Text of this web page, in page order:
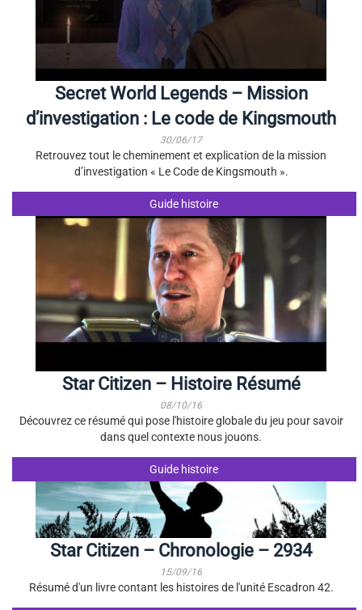
Secret World Legends – Mission
d’investigation : Le code de Kingsmouth
30/06/17
Retrouvez tout le cheminement et explication de la mission
d’investigation « Le Code de Kingsmouth ».
Guide histoire
Star Citizen – Histoire Résumé
08/10/16
Découvrez ce résumé qui pose l'histoire globale du jeu pour savoir
dans quel contexte nous jouons.
Guide histoire
Star Citizen – Chronologie – 2934
15/09/16
Résumé d'un livre contant les histoires de l'unité Escadron 42.